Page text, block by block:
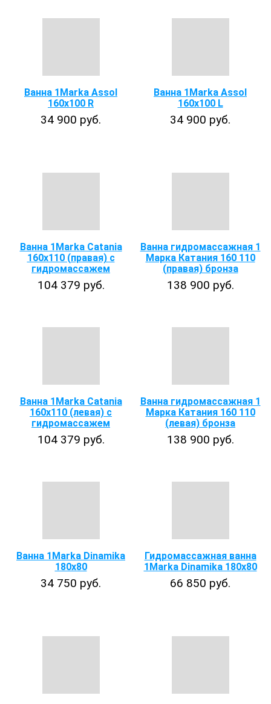
Ванна 1Marka Assol
160x100 R
34 900 руб.
Ванна 1Marka Assol
160x100 L
34 900 руб.
Ванна 1Marka Catania
160х110 (правая) с
гидромассажем
104 379 руб.
Ванна гидромассажная 1
Марка Катания 160 110
(правая) бронза
138 900 руб.
Ванна 1Marka Catania
160х110 (левая) с
гидромассажем
104 379 руб.
Ванна гидромассажная 1
Марка Катания 160 110
(левая) бронза
138 900 руб.
Ванна 1Marka Dinamika
180x80
34 750 руб.
Гидромассажная ванна
1Marka Dinamika 180x80
66 850 руб.